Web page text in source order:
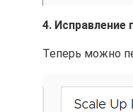
4.
Теперь можно